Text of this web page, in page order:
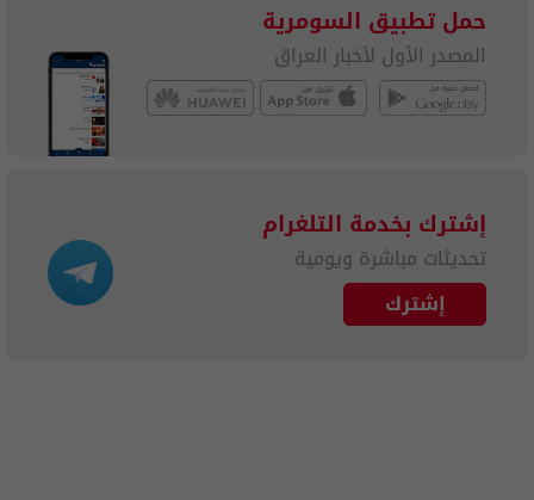
حمل تطبيق السومرية
المصدر الأول لأخبار العراق
إشترك بخدمة التلغرام
تحديثات مباشرة ويومية
إشترك